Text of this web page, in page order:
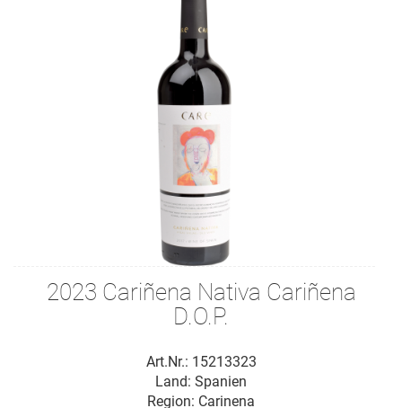
2023 Cariñena Nativa Cariñena
D.O.P.
Art.Nr.: 15213323
Land: Spanien
Region: Carinena